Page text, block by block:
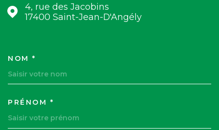
4, rue des Jacobins
17400
Saint-Jean-D'Angély
NOM *
PRÉNOM *